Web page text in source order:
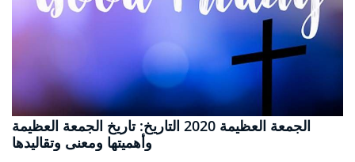
الجمعة العظيمة 2020 التاريخ: تاريخ الجمعة العظيمة
وأهميتها ومعنى وتقاليدها